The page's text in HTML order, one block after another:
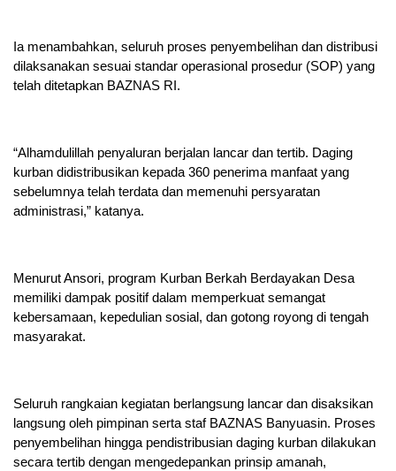
Ia menambahkan, seluruh proses penyembelihan dan distribusi
dilaksanakan sesuai standar operasional prosedur (SOP) yang
telah ditetapkan BAZNAS RI.
“Alhamdulillah penyaluran berjalan lancar dan tertib. Daging
kurban didistribusikan kepada 360 penerima manfaat yang
sebelumnya telah terdata dan memenuhi persyaratan
administrasi,” katanya.
Menurut Ansori, program Kurban Berkah Berdayakan Desa
memiliki dampak positif dalam memperkuat semangat
kebersamaan, kepedulian sosial, dan gotong royong di tengah
masyarakat.
Seluruh rangkaian kegiatan berlangsung lancar dan disaksikan
langsung oleh pimpinan serta staf BAZNAS Banyuasin. Proses
penyembelihan hingga pendistribusian daging kurban dilakukan
secara tertib dengan mengedepankan prinsip amanah,